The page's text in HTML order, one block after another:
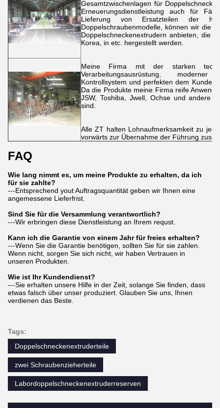
Gesamtzwischenlagen für
Erneuerungsdienstleistung auch für
Lieferung von Ersatzteilen der
Doppelschraubenmodelle, können wir die
Doppelschneckenextrudern anbieten, die
Korea, in etc. hergestellt werden.
Meine Firma mit der starken
Verarbeitungsausrüstung,
Kontrollsystem und perfekten dem
Da die Produkte meine Firma reife
JSW, Toshiba, Jwell, Ochse und andere
sind.
Alle ZT halten Lohnaufmerksamkeit zu
vorwärts zur Übernahme der Führung
FAQ
Wie lang nimmt es, um meine Produkte zu erhalten, da ich
für sie zahlte?
---Entsprechend yout Auftragsquantität geben wir Ihnen eine
angemessene Lieferfrist.
Sind Sie für die Versammlung verantwortlich?
---Wir erbringen diese Dienstleistung an Ihrem requst.
Kann ich die Garantie von einem Jahr für freies erhalten?
---Wenn Sie die Garantie benötigen, sollten Sie für sie zahlen.
Wenn nicht, sorgen Sie sich nicht, wir haben Vertrauen in
unseren Produkten.
Wie ist Ihr Kundendienst?
---Sie erhalten unsere Hilfe in der Zeit, solange Sie finden, dass
etwas falsch über unser produziert. Glauben Sie uns, Ihnen
verdienen das Beste.
Tags:
Doppelschneckenextruderteile
zwei Schraubenzieherteile
Labordoppelschneckenextruderreserven